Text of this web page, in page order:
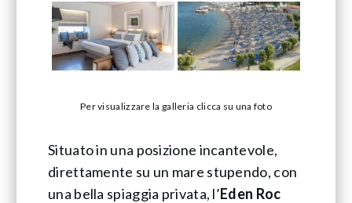
Per visualizzare la galleria clicca su una foto
Situato in una posizione incantevole,
direttamente su un mare stupendo, con
una bella spiaggia privata, l’Eden Roc